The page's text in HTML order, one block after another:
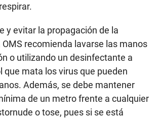
y evitar la propagación de la
recomienda lavarse las manos
o utilizando un desinfectante a
que mata los virus que pueden
Además, se debe mantener
de un metro frente a cualquier
o tose, pues si se está